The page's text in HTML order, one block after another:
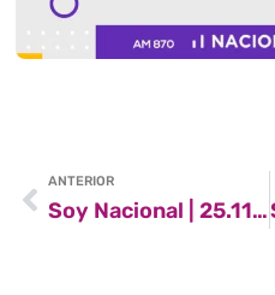
ANTERIOR
Soy Nacional | 25.11.2023